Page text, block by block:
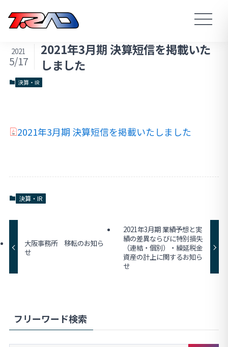
2021年3月期 決算短信を掲載いた
しました
2021
5/17
決算・IR
2021年3月期 決算短信を掲載いたしました
決算・IR
大阪事務所 移転のお知ら
せ
2021年3月期 業績予想と実
績の差異ならびに特別損失
（連結・個別）・繰延税金
資産の計上に関するお知ら
せ
フリーワード検索